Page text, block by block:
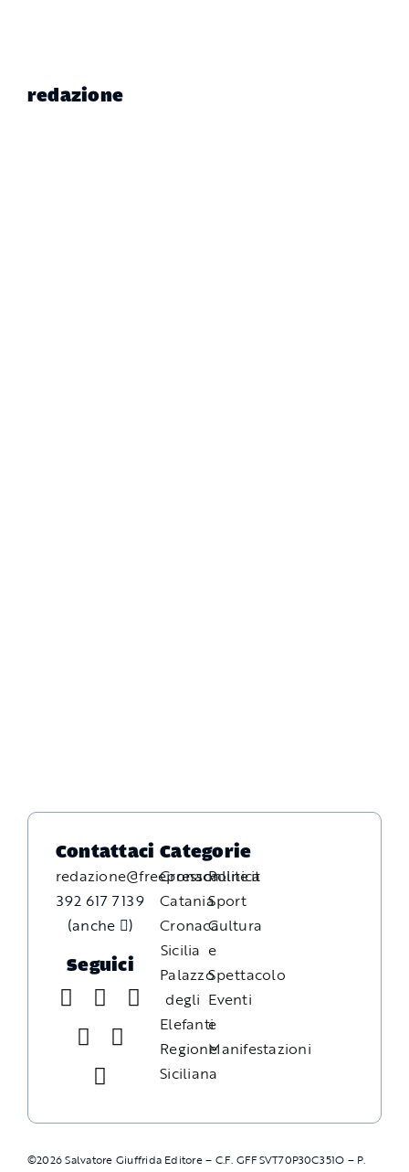
redazione
Contattaci
redazione@freepressonline.it
392 617 7139
(anche
)
Seguici
Categorie
Cronaca
Catania
Cronaca
Sicilia
Palazzo
degli
Elefanti
Regione
Siciliana
Politica
Sport
Cultura
e
Spettacolo
Eventi
e
Manifestazioni
©2026Salvatore Giuffrida Editore – C.F. GFFSVT70P30C351O – P.